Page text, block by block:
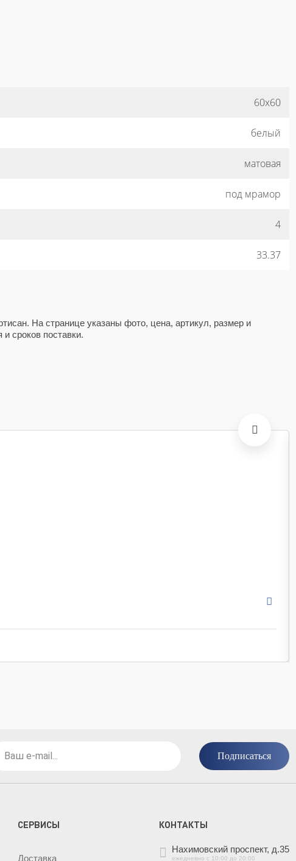
60x60
белый
матовая
под мрамор
4
33.37
На странице указаны фото, цена, артикул, размер и
сроков поставки.
Подписаться
СЕРВИСЫ
Доставка
КОНТАКТЫ
Нахимовский проспект, д.35
ежедневно с 10:00 до 20:00